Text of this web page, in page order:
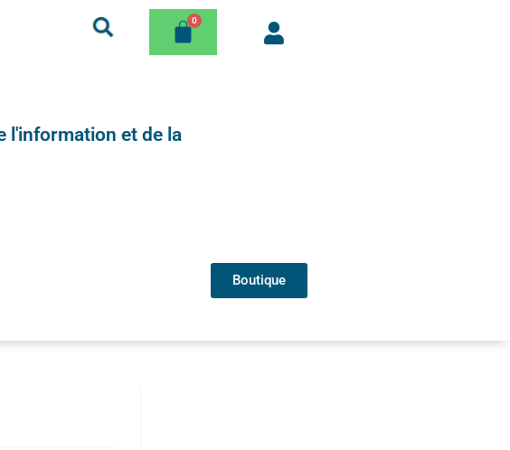
l'information et de la
Boutique